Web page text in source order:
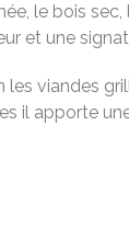
le bois
et une
les viandes
apporte